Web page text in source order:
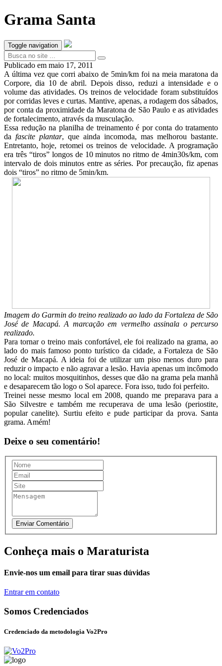
Grama Santa
Toggle navigation
Publicado em maio 17, 2011
A última vez que corri abaixo de 5min/km foi na meia maratona da
Corpore, dia 10 de abril. Depois disso, reduzi a intensidade e o
volume das atividades. Os treinos de velocidade foram substituídos
por corridas leves e curtas. Mantive, apenas, a rodagem dos sábados,
por conta da proximidade da Maratona de São Paulo e as atividades
de fortalecimento, através da musculação.
Essa redução na planilha de treinamento é por conta do tratamento
da fascite plantar, que ainda incomoda, mas melhorou bastante.
Entretanto, hoje, retomei os treinos de velocidade. A programação
era três “tiros” longos de 10 minutos no ritmo de 4min30s/km, com
intervalo de dois minutos entre as séries. Por precaução, fiz apenas
dois “tiros” no ritmo de 5min/km.
Imagem do Garmin do treino realizado ao lado da Fortaleza de São
José de Macapá. A marcação em vermelho assinala o percurso
realizado.
Para tornar o treino mais confortável, ele foi realizado na grama, ao
lado do mais famoso ponto turístico da cidade, a Fortaleza de São
José de Macapá. A ideia foi de utilizar um piso menos duro para
reduzir o impacto e não agravar a lesão. Havia apenas um incômodo
no local: muitos mosquitinhos, desses que dão na grama pela manhã
e desaparecem tão logo o Sol aparece. Fora isso, tudo foi perfeito.
Treinei nesse mesmo local em 2008, quando me preparava para a
São Silvestre e também me recuperava de uma lesão (periostite,
popular canelite). Surtiu efeito e pude participar da prova. Santa
grama. Amém!
Deixe o seu comentário!
Conheça mais o Maraturista
Envie-nos um email para tirar suas dúvidas
Entrar em contato
Somos Credenciados
Credenciado da metodologia Vo2Pro